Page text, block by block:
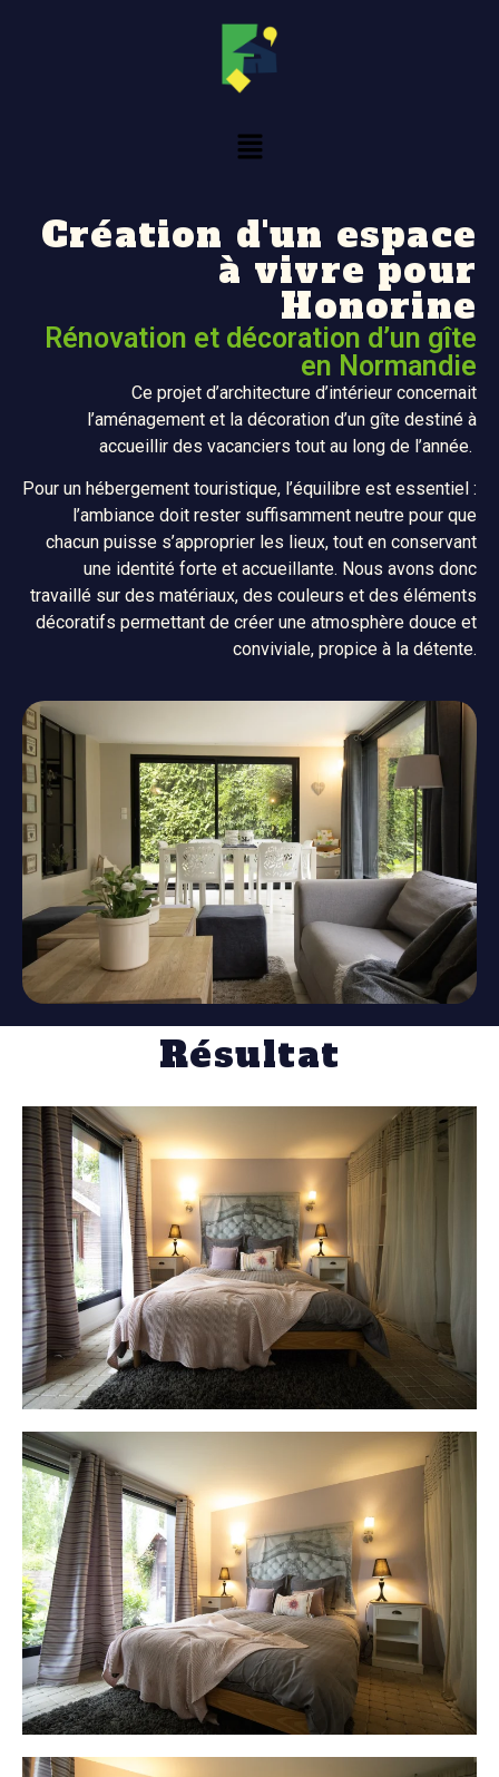
Création d'un espace
à vivre pour
Honorine
Rénovation et décoration d’un gîte
en Normandie
Ce projet d’architecture d’intérieur concernait
l’aménagement et la décoration d’un gîte destiné à
accueillir des vacanciers tout au long de l’année.
Pour un hébergement touristique, l’équilibre est essentiel :
l’ambiance doit rester suffisamment neutre pour que
chacun puisse s’approprier les lieux, tout en conservant
une identité forte et accueillante. Nous avons donc
travaillé sur des matériaux, des couleurs et des éléments
décoratifs permettant de créer une atmosphère douce et
conviviale, propice à la détente.
Résultat